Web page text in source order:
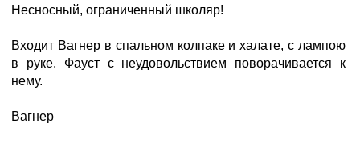
Несносный, ограниченный школяр!
Входит Вагнер в спальном колпаке и халате, с лампою
в руке. Фауст с неудовольствием поворачивается к
нему.
Вагнер